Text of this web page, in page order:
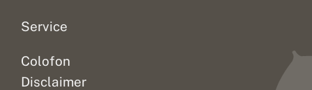
Service
Colofon
Disclaimer